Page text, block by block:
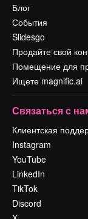
Блог
События
Slidesgo
Продайте свой
Помещение для
Ищете magnific.ai
Связаться с
Клиентская
Instagram
YouTube
LinkedIn
TikTok
Discord